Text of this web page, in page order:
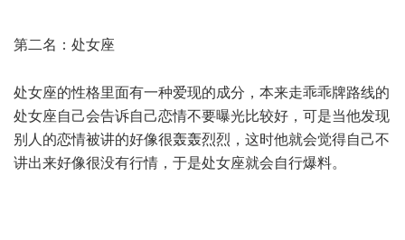
第二名：处女座
处女座的性格里面有一种爱现的成分，本来走乖乖牌路线的
处女座自己会告诉自己恋情不要曝光比较好，可是当他发现
别人的恋情被讲的好像很轰轰烈烈，这时他就会觉得自己不
讲出来好像很没有行情，于是处女座就会自行爆料。